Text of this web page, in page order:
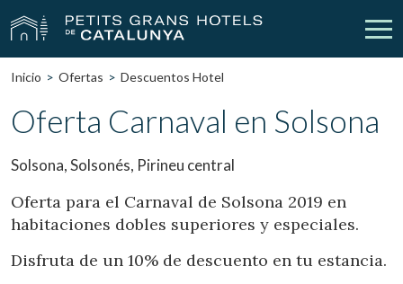
Nuestros Hoteles Escapadas
Cheques Regalo Descubre Catalunya
Mi reserva
Inicio Ofertas Descuentos Hotel
Oferta Carnaval en Solsona
Solsona, Solsonés, Pirineu central
Oferta para el Carnaval de Solsona 2019 en
habitaciones dobles superiores y especiales.
Disfruta de un 10% de descuento en tu estancia.